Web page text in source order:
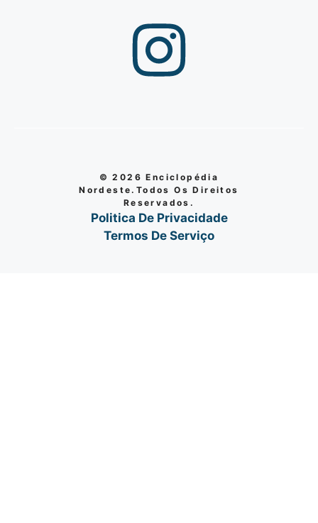
© 2026 Enciclopédia
Nordeste.Todos Os Direitos
Reservados.
Politica De Privacidade
Termos De Serviço